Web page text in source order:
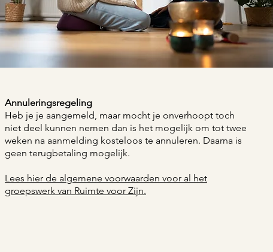
​Annuleringsregeling
Heb je je aangemeld, maar mocht je onverhoopt toch
niet deel kunnen nemen dan is het mogelijk om tot twee
weken na aanmelding kosteloos te annuleren. Daarna is
geen terugbetaling mogelijk.
Lees hier de algemene voorwaarden voor al het
groepswerk van Ruimte voor Zijn.